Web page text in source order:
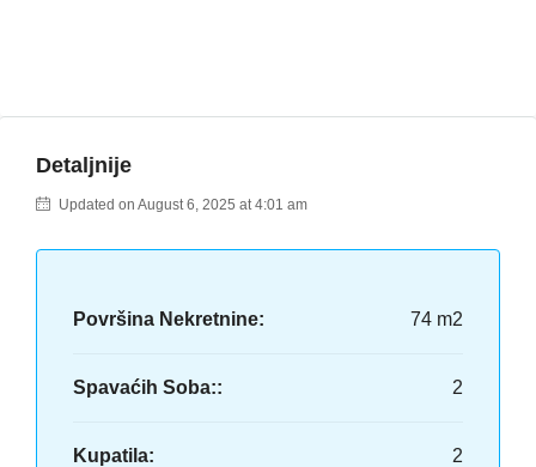
Detaljnije
Updated on August 6, 2025 at 4:01 am
Površina Nekretnine: 74 m2
Spavaćih Soba:: 2
Kupatila: 2